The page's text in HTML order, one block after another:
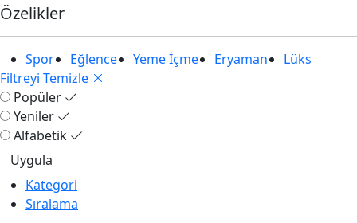
Özelikler
Spor Eğlence Yeme İçme Eryaman
Lüks
Filtreyi Temizle
Popüler
Yeniler
Alfabetik
Kategori
Sıralama